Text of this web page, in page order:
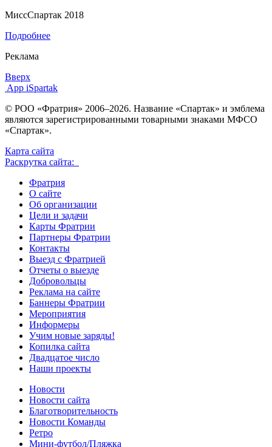
МиссСпартак 2018
Подробнее
Реклама
Вверх
App iSpartak
© РОО «Фратрия» 2006–2026. Название «Спартак» и эмблема
являются зарегистрированными товарными знаками МФСО
«Спартак».
Карта сайта
Раскрутка сайта:
Фратрия
О сайте
Об организации
Цели и задачи
Карты Фратрии
Партнеры Фратрии
Контакты
Выезд с Фратрией
Отчеты о выезде
Добровольцы
Реклама на сайте
Баннеры Фратрии
Мероприятия
Информеры
Учим новые заряды!
Копилка сайта
Двадцатое число
Наши проекты
Новости
Новости сайта
Благотворительность
Новости Команды
Ретро
Мини-футбол/Пляжка